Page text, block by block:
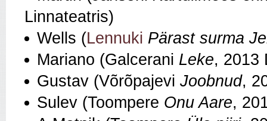
Linnateatris)
Wells (Lennuki Pärast surma
Mariano (Galcerani Leke, 2013
Gustav (Võrõpajevi Joobnud,
Sulev (Toompere Onu Aare,